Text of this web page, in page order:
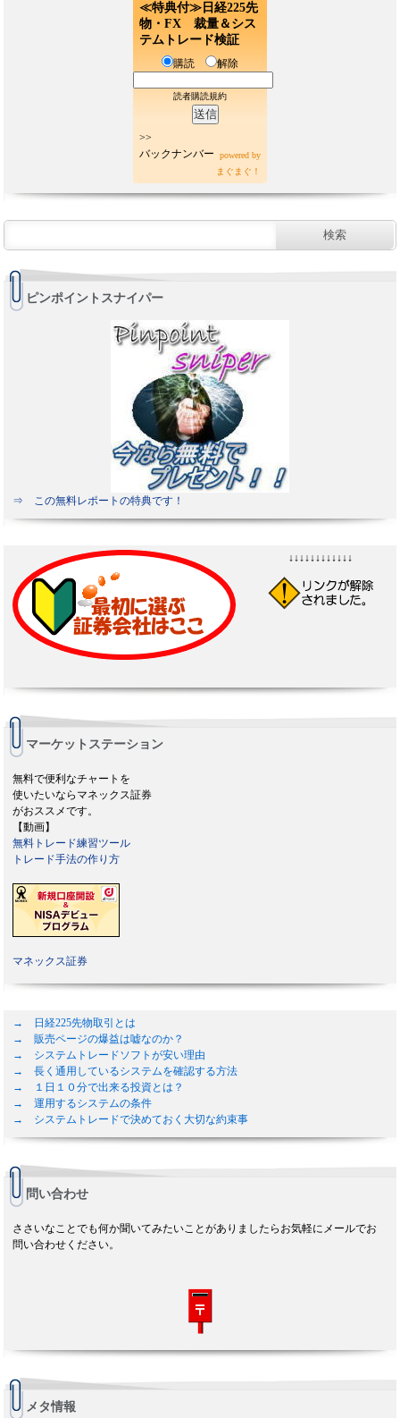
≪特典付≫日経225先
物・FX 裁量＆シス
テムトレード検証
購読 解除
読者購読規約
>>
バックナンバー
powered by
まぐまぐ！
ピンポイントスナイパー
⇒ この無料レポートの特典です！
↓↓↓↓↓↓↓↓↓↓↓↓
マーケットステーション
無料で便利なチャートを
使いたいならマネックス証券
がおススメです。
【動画】
無料トレード練習ツール
トレード手法の作り方
マネックス証券
→ 日経225先物取引とは
→ 販売ページの爆益は嘘なのか？
→ システムトレードソフトが安い理由
→ 長く通用しているシステムを確認する方法
→ １日１０分で出来る投資とは？
→ 運用するシステムの条件
→ システムトレードで決めておく大切な約束事
問い合わせ
ささいなことでも何か聞いてみたいことがありましたらお気軽にメールでお
問い合わせください。
メタ情報